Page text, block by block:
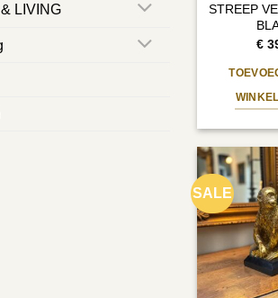
LIVING
STREEP
€
SALE